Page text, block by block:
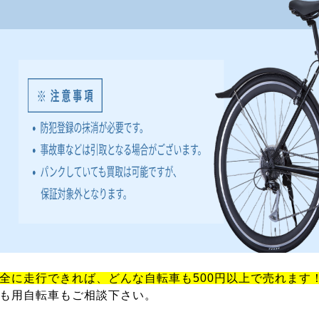
に走行できれば、どんな自転車も500円以上で売れます
用自転車もご相談下さい。